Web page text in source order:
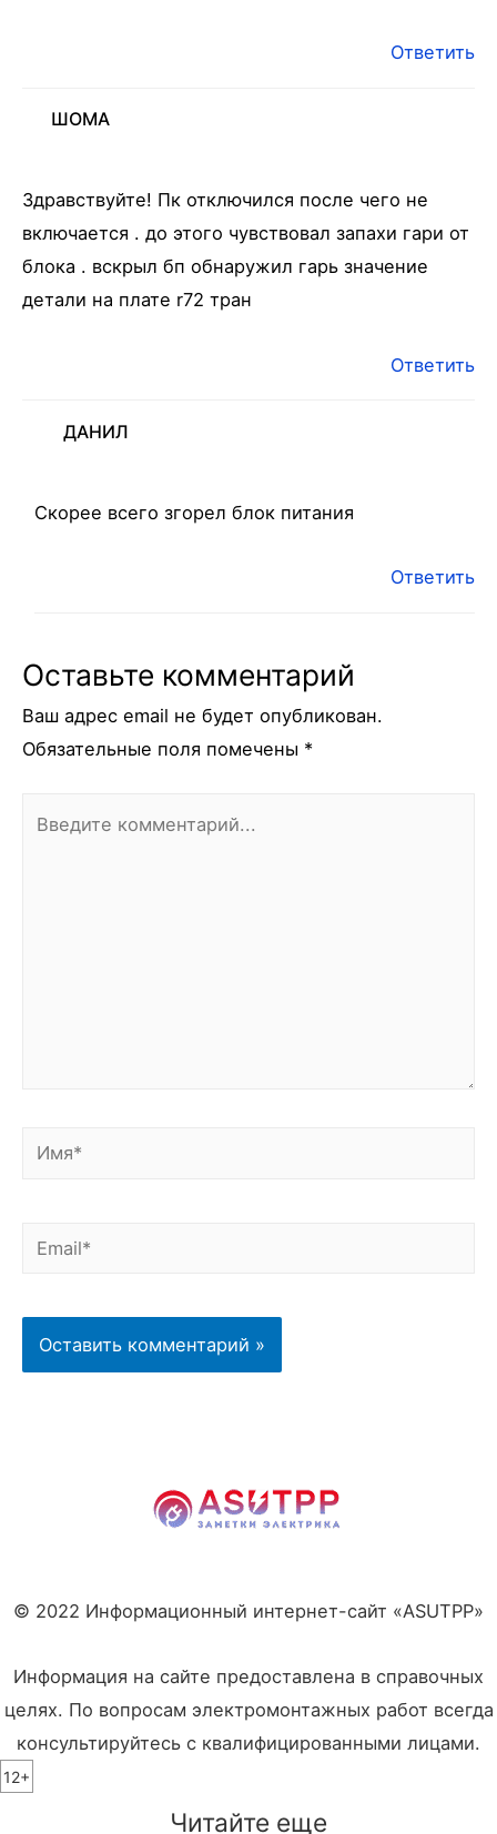
Ответить
ШОМА
Здравствуйте! Пк отключился после чего не
включается . до этого чувствовал запахи гари от
блока . вскрыл бп обнаружил гарь значение
детали на плате r72 тран
Ответить
ДАНИЛ
Скорее всего згорел блок питания
Ответить
Оставьте комментарий
Ваш адрес email не будет опубликован.
Обязательные поля помечены *
комментарий...
Имя*
Email*
© 2022 Информационный интернет-сайт «ASUTPP»
Информация на сайте предоставлена в справочных
целях. По вопросам электромонтажных работ всегда
консультируйтесь с квалифицированными лицами.
12+
Читайте еще